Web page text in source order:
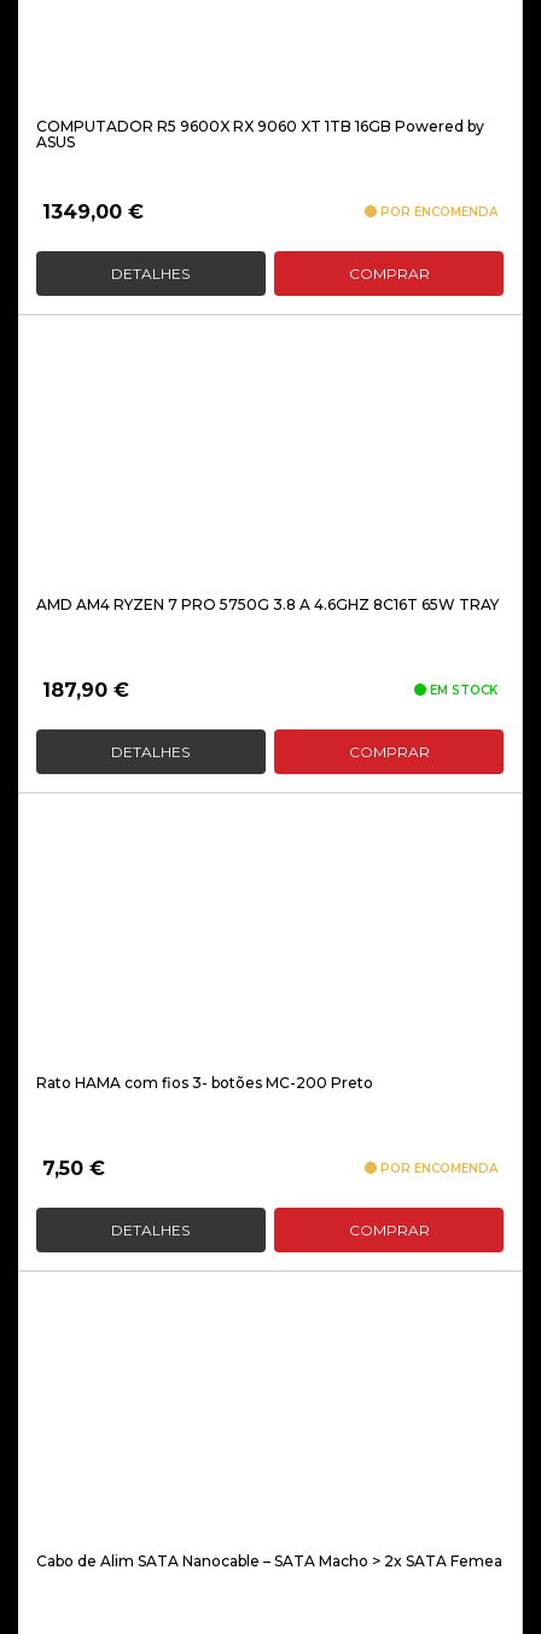
COMPUTADOR R5 9600X RX 9060 XT 1TB 16GB Powered by
ASUS
1349,00 € POR ENCOMENDA
DETALHES COMPRAR
AMD AM4 RYZEN 7 PRO 5750G 3.8 A 4.6GHZ 8C16T 65W TRAY
187,90 € EM STOCK
DETALHES COMPRAR
Rato HAMA com fios 3- botões MC-200 Preto
7,50 € POR ENCOMENDA
DETALHES COMPRAR
Cabo de Alim SATA Nanocable – SATA Macho > 2x SATA Femea